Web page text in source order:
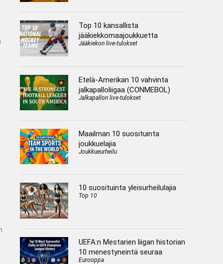
Top 10 kansallista
jääkiekkomaajoukkuetta
Jääkiekon live-tulokset
Etelä-Amerikan 10 vahvinta
jalkapalloliigaa (CONMEBOL)
Jalkapallon live-tulokset
Maailman 10 suosituinta
joukkuelajia
Joukkueurheilu
10 suosituinta yleisurheilulajia
Top 10
UEFA:n Mestarien liigan historian
10 menestyneintä seuraa
Eurooppa